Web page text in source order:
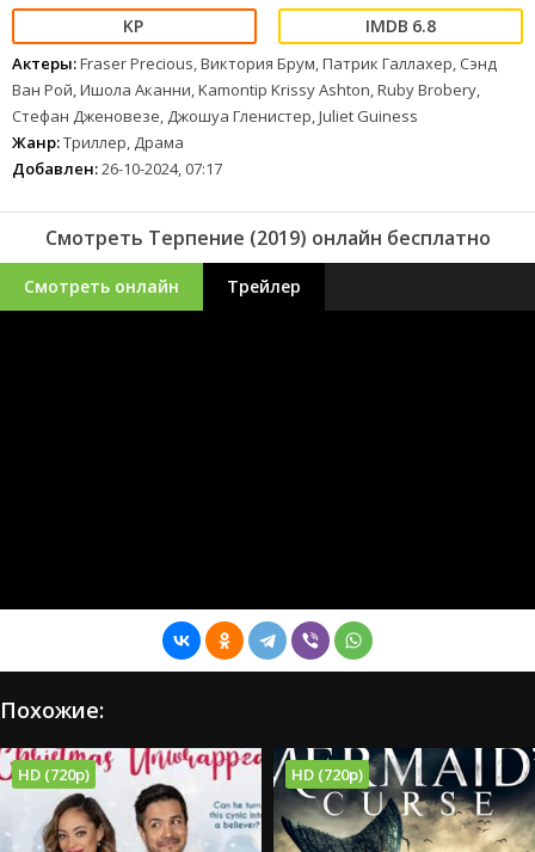
6.8
Актеры:Fraser Precious, Виктория Брум, Патрик Галлахер, Сэнд
Ван Рой, Ишола Аканни, Kamontip Krissy Ashton, Ruby Brobery,
Стефан Дженовезе, Джошуа Гленистер, Juliet Guiness
Жанр:Триллер, Драма
Добавлен:26-10-2024, 07:17
Смотреть Терпение (2019) онлайн бесплатно
Смотреть онлайн Трейлер
Похожие:
HD (720p) HD (720p)